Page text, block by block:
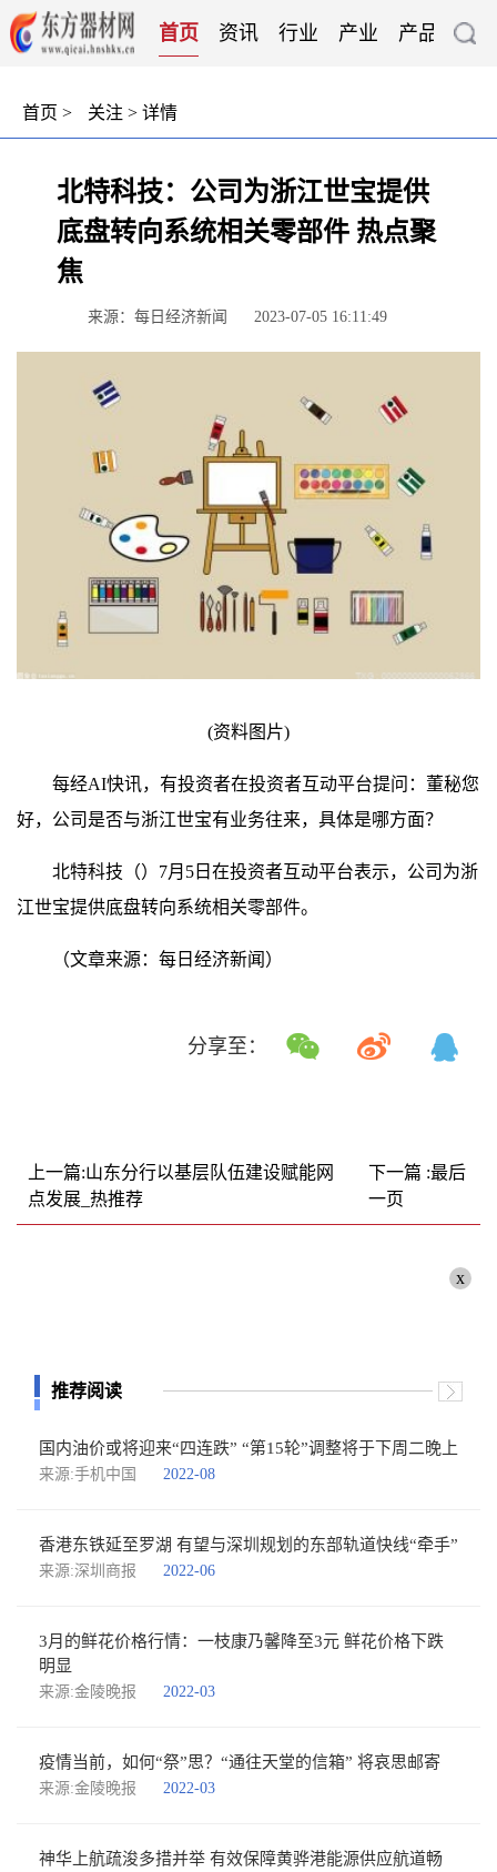
首页 资讯 行业 产业 产品 技术
首页 > 关注 > 详情
北特科技：公司为浙江世宝提供
底盘转向系统相关零部件 热点聚
焦
来源：每日经济新闻 2023-07-05 16:11:49
(资料图片)
每经AI快讯，有投资者在投资者互动平台提问：董秘您
好，公司是否与浙江世宝有业务往来，具体是哪方面？
北特科技（）7月5日在投资者互动平台表示，公司为浙
江世宝提供底盘转向系统相关零部件。
（文章来源：每日经济新闻）
分享至：
上一篇:山东分行以基层队伍建设赋能网
点发展_热推荐
下一篇 :最后
一页
x
推荐阅读
国内油价或将迎来“四连跌” “第15轮”调整将于下周二晚上
来源:手机中国 2022-08
香港东铁延至罗湖 有望与深圳规划的东部轨道快线“牵手”
来源:深圳商报 2022-06
3月的鲜花价格行情：一枝康乃馨降至3元 鲜花价格下跌
明显
来源:金陵晚报 2022-03
疫情当前，如何“祭”思？“通往天堂的信箱” 将哀思邮寄
来源:金陵晚报 2022-03
神华上航疏浚多措并举 有效保障黄骅港能源供应航道畅